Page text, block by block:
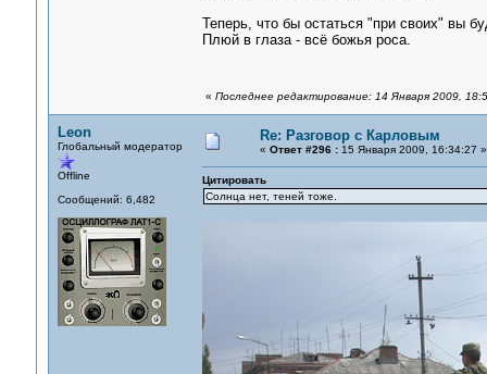
Теперь, что бы остаться "при своих" вы
Плюй в глаза - всё божья роса.
« Последнее редактирование: 14 Января 2009,
Leon
Глобальный модератор
Offline
Сообщений: 6,482
Re: Разговор с Карловым
« Ответ #296 :15 Января 2009, 16:34:27 »
Цитировать
Солнца нет, теней тоже.